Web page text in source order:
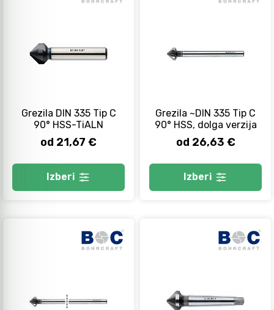
Grezila DIN 335 Tip C
90° HSS-TiALN
od 21,67 €
Izberi
Grezila ~DIN 335 Tip C
90° HSS, dolga verzija
od 26,63 €
Izberi